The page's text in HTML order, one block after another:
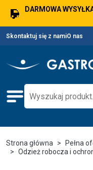
DARMOWA
Skontaktuj się z namiO nas
Strona główna Pełna
Odzież robocza i